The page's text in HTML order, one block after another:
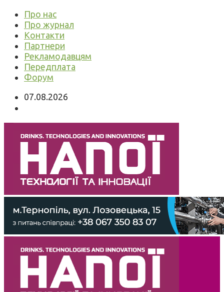
Про нас
Про журнал
Контакти
Партнери
Рекламодавцям
Передплата
Форум
07.08.2026